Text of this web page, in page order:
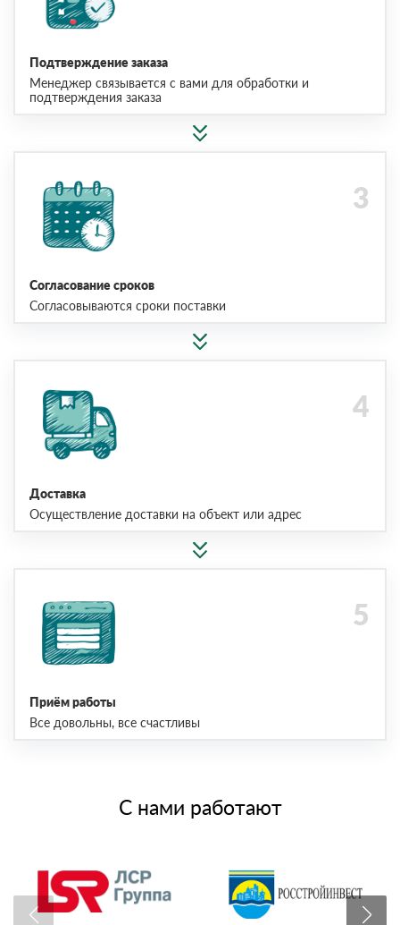
Подтверждение заказа
Менеджер связывается с вами для обработки и
подтверждения заказа
Согласование сроков
Согласовываются сроки поставки
Доставка
Осуществление доставки на объект или адрес
Приём работы
Все довольны, все счастливы
С нами работают